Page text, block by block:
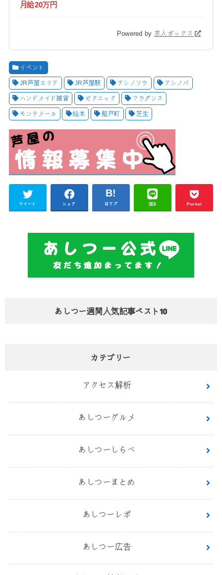
月給20万円
Powered by 求人ボックス
イベント
JR芦屋エリア
JR芦屋駅 アシノソラ
アシノバ
ハンドメイド雑貨
ピクニック
フラダンス
モンテメール
絵本 船戸町 芝生
ツイート シェア はてブ 送る Pocket
あしつー週間人気記事ベスト10
カテゴリー
アクセス解析
あしつーグルメ
あしつーしらべ
あしつーまとめ
あしつーレポ
あしつー広告